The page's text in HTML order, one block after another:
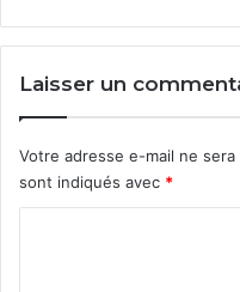
Laisser un
Votre adresse e-mail ne sera
sont indiqués avec *